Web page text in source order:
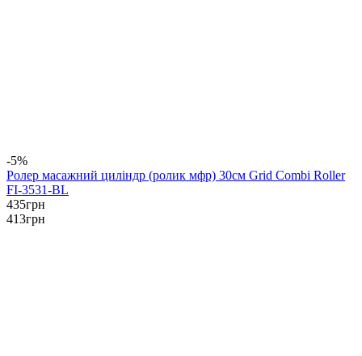
-5%
Ролер масажний циліндр (ролик мфр) 30см Grid Combi Roller
FI-3531-BL
435грн
413грн